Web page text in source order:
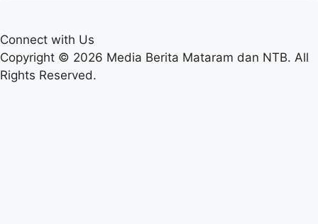
Connect with Us
Copyright © 2026 Media Berita Mataram dan NTB. All
Rights Reserved.